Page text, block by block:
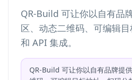
QR-Build 可让你以自有品
区、动态二维码、可编辑
和 API 集成。
QR-Build 可让你以自有品牌提